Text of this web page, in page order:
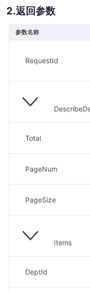
返回参数
参数名称
RequestId
Total
PageNum
PageSize
Items
DeptId